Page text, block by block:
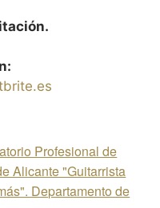
Profesional de
Alicante "Guitarrista
Departamento de